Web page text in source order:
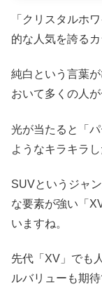
「クリスタルホ
的な人気を誇る
純白という言葉
おいて多くの人
光が当たると「
ようなキラキラ
SUVというジャ
な要素が強い「
いますね。
先代「XV」でも
ルバリューも期待